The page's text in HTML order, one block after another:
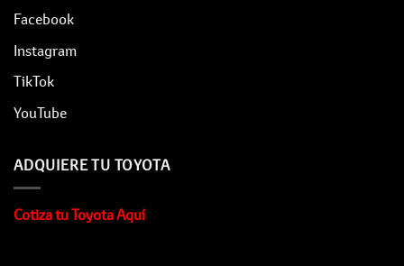
Facebook
Instagram
TikTok
YouTube
ADQUIERE TU TOYOTA
Cotiza tu Toyota Aquí